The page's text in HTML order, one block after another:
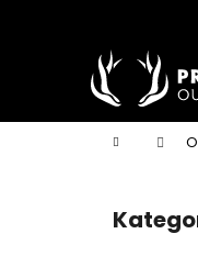
Domů
Přeskočit
kategorie
k
Zpět
obchodu
Zpět
obchodu